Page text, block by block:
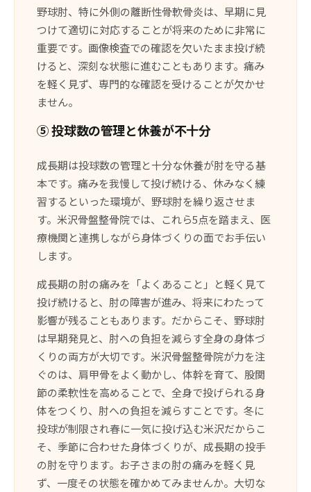
野球肘、特に外側の離断性骨軟骨炎は、早期に見
つけて適切に対応することが将来のために非常に
重要です。画像検査での確認を欠いたまま投げ続
けると、深刻な状態に進むこともあります。痛み
を軽く見ず、専門的な確認を受けることが欠かせ
ません。
⑤ 投球数の管理と休養が不十分
成長期は投球数の管理と十分な休養が肘を守る基
本です。痛みを我慢して投げ続ける、休みなく練
習するといった環境が、野球肘を繰り返させま
す。米沢骨盤整骨院では、これら5点を踏まえ、医
療機関と連携しながら身体づくりの面でお手伝い
します。
成長期の肘の痛みを「よくあること」と軽く見て
投げ続けると、肘の障害が進み、将来にわたって
影響が残ることもあります。だからこそ、野球肘
は早期発見と、肘への負担を減らす全身の身体づ
くりの両方が大切です。米沢骨盤整骨院が力を注
ぐのは、肩甲骨をよく動かし、体幹を育て、股関
節の柔軟性を高めることで、全身で投げられる身
体をつくり、肘への負担を減らすことです。冬に
投球が制限され春に一気に投げ込む米沢だからこ
そ、季節に合わせた身体づくりが、成長期の投手
の肘を守ります。お子さまの肘の痛みを軽く見
ず、一度その状態を確かめてみませんか。大切な